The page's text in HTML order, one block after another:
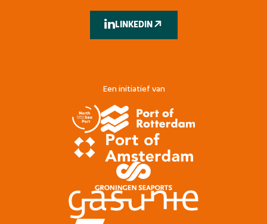
LINKEDIN
Een initiatief van